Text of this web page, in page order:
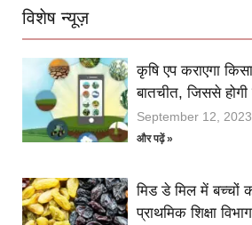
विशेष न्यूज़
कृषि एप कराएगा
बातचीत, जिससे
September 12, 2023
और पढ़ें »
मिड डे मिल में बच्चों
प्राथमिक शिक्षा